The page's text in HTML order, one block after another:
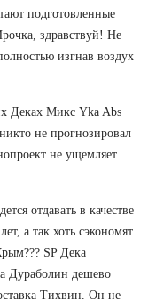
подготовленные
здравствуй! Не
изгнав воздух
Деках Микс Yka Abs
не прогнозировал
не ущемляет
отдавать в качестве
а так хоть сэкономят
SP Дека
Дураболин дешево
Тихвин. Он не